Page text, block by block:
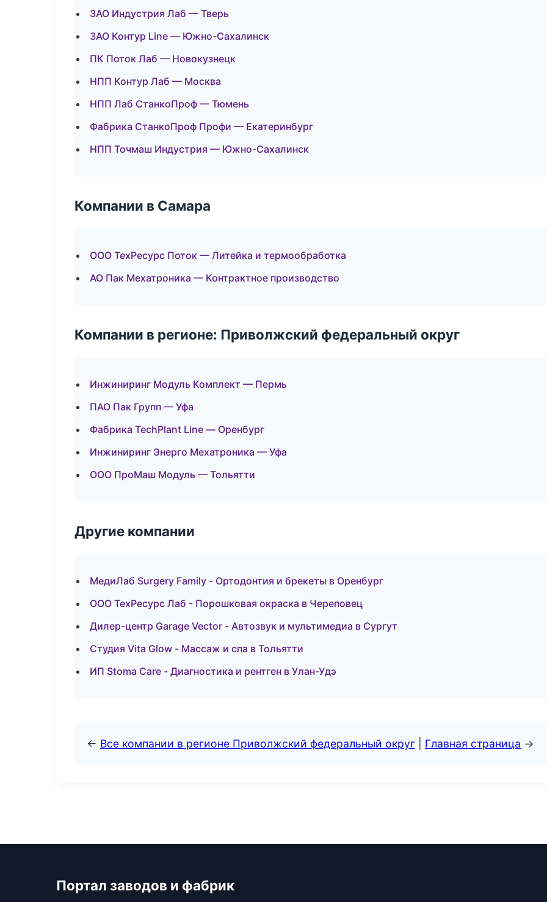
ЗАО Индустрия Лаб — Тверь
ЗАО Контур Line — Южно-Сахалинск
ПК Поток Лаб — Новокузнецк
НПП Контур Лаб — Москва
НПП Лаб СтанкоПроф — Тюмень
Фабрика СтанкоПроф Профи — Екатеринбург
НПП Точмаш Индустрия — Южно-Сахалинск
Компании в Самара
ООО ТехРесурс Поток — Литейка и термообработка
АО Пак Мехатроника — Контрактное производство
Компании в регионе: Приволжский федеральный округ
Инжиниринг Модуль Комплект — Пермь
ПАО Пак Групп — Уфа
Фабрика TechPlant Line — Оренбург
Инжиниринг Энерго Мехатроника — Уфа
ООО ПроМаш Модуль — Тольятти
Другие компании
МедиЛаб Surgery Family - Ортодонтия и брекеты в Оренбург
ООО ТехРесурс Лаб - Порошковая окраска в Череповец
Дилер-центр Garage Vector - Автозвук и мультимедиа в Сургут
Студия Vita Glow - Массаж и спа в Тольятти
ИП Stoma Care - Диагностика и рентген в Улан-Удэ
← Все компании в регионе Приволжский федеральный округ Главная страница →
Портал заводов и фабрик